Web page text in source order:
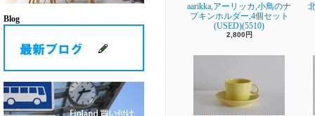
Blog
aarikka,アーリッカ,小鳥のナ
プキンホルダー,4個セット
(USED)(5510)
2,800円